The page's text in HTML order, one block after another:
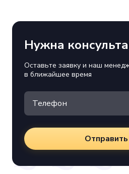
Нужна
Оставьте заявку и наш
в ближайшее время
Отправить